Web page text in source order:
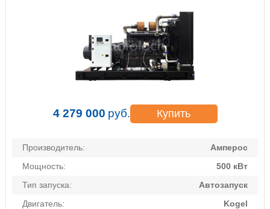
4 279 000 руб. Купить
Производитель:
Амперос
Мощность:
500 кВт
Тип запуска:
Автозапуск
Двигатель:
Kogel